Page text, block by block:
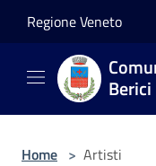
Regione Veneto
Berici
Home > Artisti